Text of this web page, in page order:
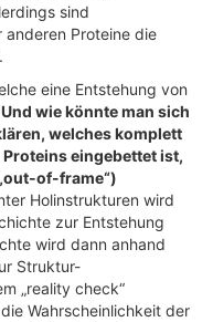
sind
Proteine die
eine Entstehung von
Und wie könnte man sich
welches komplett
eingebettet ist,
of-frame“)
Holinstrukturen wird
zur Entstehung
wird dann anhand
Struktur-
„reality check“
Wahrscheinlichkeit der